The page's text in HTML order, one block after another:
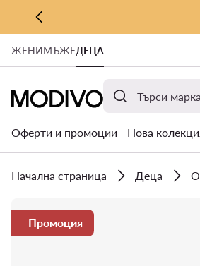
КЪМ ОСНОВНОТО
КЪМ ТЪРСЕНЕ
ЖЕНИМЪЖЕДЕЦА
Оферти и промоции Нова
Начална страница Деца
Промоция